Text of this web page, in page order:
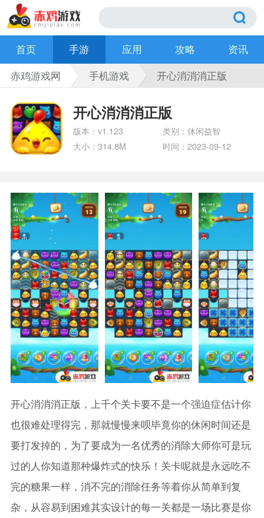
首页 手游 应用 攻略
资讯
赤鸡游戏网
手机游戏 开心消消消正版
开心消消消正版
版本：v1.123
类别：休闲益智
大小：314.8M
时间：2023-09-12
开心消消消正版，上千个关卡要不是一个强迫症估计你
也很难处理得完，那就慢慢来呗毕竟你的休闲时间还是
要打发掉的，为了要成为一名优秀的消除大师你可是玩
过的人你知道那种爆炸式的快乐！关卡呢就是永远吃不
完的糖果一样，消不完的消除任务等着你从简单到复
杂，从容易到困难其实设计的每一关都是一场比赛是你